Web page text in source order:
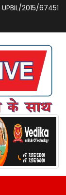
UPBIL/2015/67451